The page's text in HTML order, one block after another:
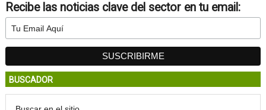
Recibe las noticias clave del sector en tu email:
BUSCADOR